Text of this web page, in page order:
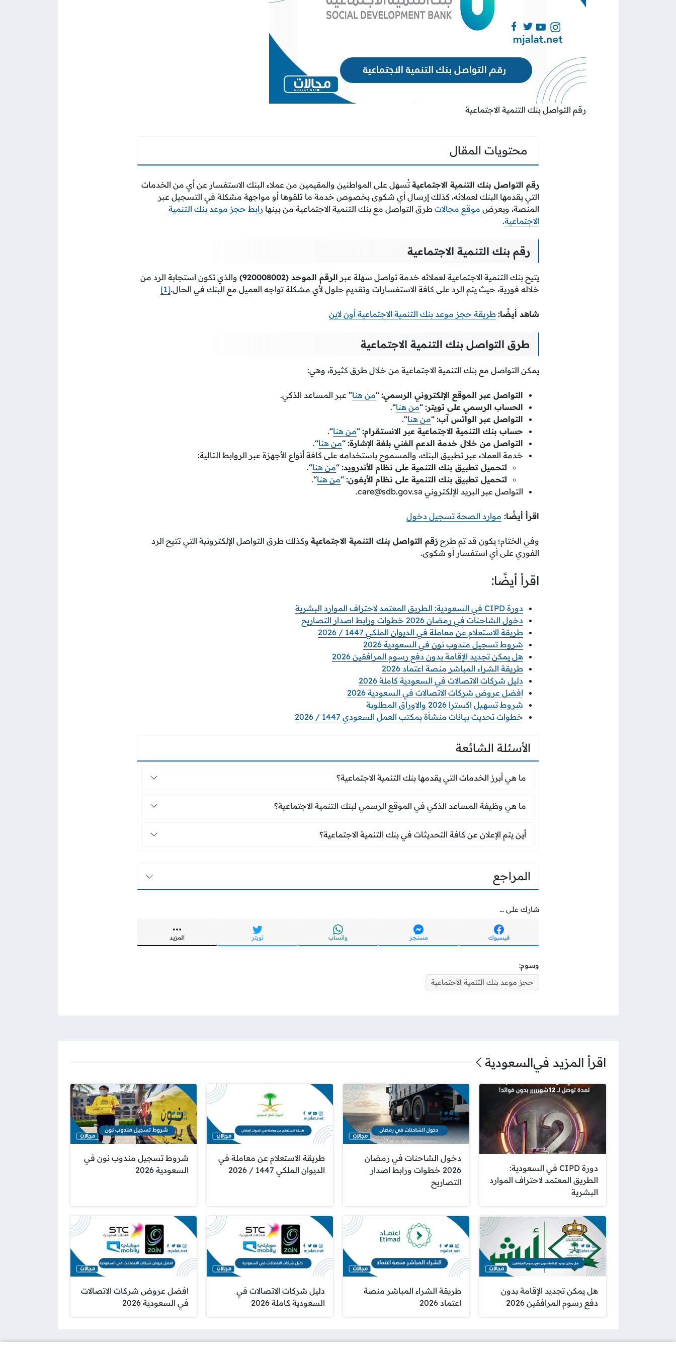
رقم التواصل بنك التنمية الاجتماعية
محتويات المقال
رقم التواصل بنك التنمية الاجتماعية تُسهل على المواطنين والمقيمين من عملاء البنك الاستفسار عن أي من الخدمات
التي يقدمها البنك لعملائه، كذلك إرسال أي شكوى بخصوص خدمة ما تلقوها أو مواجهة مشكلة في التسجيل عبر
المنصة، ويعرض موقع مجالات طرق التواصل مع بنك التنمية الاجتماعية من بينها رابط حجز موعد بنك التنمية
الاجتماعية.
رقم بنك التنمية الاجتماعية
يتيح بنك التنمية الاجتماعية لعملائه خدمة تواصل سهلة عبر الرقم الموحد (920008002)
والذي تكون استجابة الرد من
خلاله فورية، حيث يتم الرد على كافة الاستفسارات وتقديم حلول لأي مشكلة تواجه العميل مع البنك في الحال.[1]
شاهد أيضًا: طريقة حجز موعد بنك التنمية الاجتماعية أون لاين
طرق التواصل بنك التنمية الاجتماعية
يمكن التواصل مع بنك التنمية الاجتماعية من خلال طرق كثيرة، وهي:
التواصل عبر الموقع الإلكتروني الرسمي: “من هنا” عبر المساعد الذكي.
الحساب الرسمي على تويتر: “من هنا“.
التواصل عبر الواتس آب: “من هنا“.
حساب بنك التنمية الاجتماعية عبر الانستقرام: “من هنا“.
التواصل من خلال خدمة الدعم الفني بلغة الإشارة: “من هنا“.
خدمة العملاء عبر تطبيق البنك، والمسموح باستخدامه على كافة أنواع الأجهزة عبر الروابط التالية:
لتحميل تطبيق بنك التنمية على نظام الأندرويد: “من هنا“.
لتحميل تطبيق بنك التنمية على نظام الأيفون: “من هنا“.
التواصل عبر البريد الإلكتروني care@sdb.gov.sa
.
اقرأ أيضًا: موارد الصحة تسجيل دخول
وفي الختام؛ يكون قد تم طرح رَقم التواصل بنك التنمية الاجتماعية وكذلك طرق التواصل الإلكترونية التي تتيح الرد
الفوري على أي استفسار أو شكوى.
اقرأ أيضًا:
دورة CIPD في السعودية: الطريق المعتمد لاحتراف الموارد البشرية
دخول الشاحنات في رمضان 2026 خطوات ورابط اصدار التصاريح
طريقة الاستعلام عن معاملة في الديوان الملكي 1447 / 2026
شروط تسجيل مندوب نون في السعودية 2026
هل يمكن تجديد الإقامة بدون دفع رسوم المرافقين 2026
طريقة الشراء المباشر منصة اعتماد 2026
دليل شركات الاتصالات في السعودية كاملة 2026
افضل عروض شركات الاتصالات في السعودية 2026
شروط تسهيل اكسترا 2026 والاوراق المطلوبة
خطوات تحديث بيانات منشأة بمكتب العمل السعودي 1447 / 2026
الأسئلة الشائعة
ما هي أبرز الخدمات التي يقدمها بنك التنمية الاجتماعية؟
ما هي أبرز الخدمات التي يقدمها بنك التنمية الاجتماعية؟
ما هي وظيفة المساعد الذكي في الموقع الرسمي لبنك التنمية الاجتماعية؟
ما هي وظيفة المساعد الذكي في الموقع الرسمي لبنك التنمية الاجتماعية؟
أين يتم الإعلان عن كافة التحديثات في بنك التنمية الاجتماعية؟
أين يتم الإعلان عن كافة التحديثات في بنك التنمية الاجتماعية؟
المراجع
شارك على ...
فيسبوك مسنجر واتساب تويتر المزيد
وسوم:
حجز موعد بنك التنمية الاجتماعية
اقرأ المزيد فيالسعودية
دورة CIPD في السعودية:
الطريق المعتمد لاحتراف الموارد
البشرية
دخول الشاحنات في رمضان
2026 خطوات ورابط اصدار
التصاريح
طريقة الاستعلام عن معاملة في
الديوان الملكي 1447 / 2026
شروط تسجيل مندوب نون في
السعودية 2026
هل يمكن تجديد الإقامة بدون
دفع رسوم المرافقين 2026
طريقة الشراء المباشر منصة
اعتماد 2026
دليل شركات الاتصالات في
السعودية كاملة 2026
افضل عروض شركات الاتصالات
في السعودية 2026